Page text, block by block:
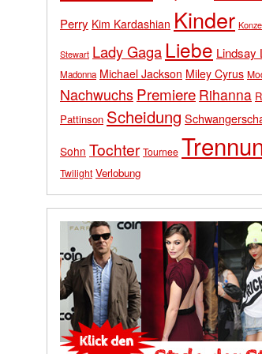
Perry Kim Kardashian Kinder
Stewart Lady Gaga Liebe Lindsay
Madonna Michael Jackson Miley Cyrus
Nachwuchs Premiere Rihanna
Pattinson Scheidung
Sohn Tochter Tournee
Twilight Verlobung